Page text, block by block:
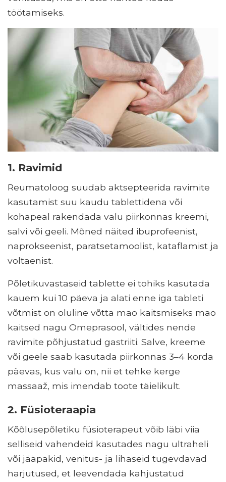
töötamiseks.
1. Ravimid
Reumatoloog suudab aktsepteerida ravimite
kasutamist suu kaudu tablettidena või
kohapeal rakendada valu piirkonnas kreemi,
salvi või geeli. Mõned näited ibuprofeenist,
naprokseenist, paratsetamoolist, kataflamist ja
voltaenist.
Põletikuvastaseid tablette ei tohiks kasutada
kauem kui 10 päeva ja alati enne iga tableti
võtmist on oluline võtta mao kaitsmiseks mao
kaitsed nagu Omeprasool, vältides nende
ravimite põhjustatud gastriiti. Salve, kreeme
või geele saab kasutada piirkonnas 3–4 korda
päevas, kus valu on, nii et tehke kerge
massaaž, mis imendab toote täielikult.
2. Füsioteraapia
Kõõlusepõletiku füsioterapeut võib läbi viia
selliseid vahendeid kasutades nagu ultraheli
või jääpakid, venitus- ja lihaseid tugevdavad
harjutused, et leevendada kahjustatud